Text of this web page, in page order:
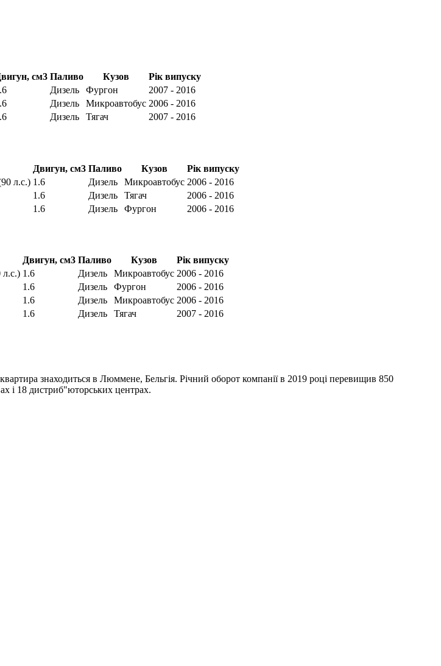
см3 Паливо Кузов
Рік випуску
Дизель Фургон
2007 - 2016
Дизель Микроавтобус 2006 - 2016
Дизель Тягач 2007 - 2016
Двигун, см3 Паливо Кузов
Рік випуску
л.с.) 1.6 Дизель Микроавтобус 2006 - 2016
1.6 Дизель Тягач
2006 - 2016
1.6 Дизель Фургон 2006 - 2016
Двигун, см3 Паливо Кузов
Рік випуску
л.с.) 1.6 Дизель Микроавтобус 2006 - 2016
1.6 Дизель Фургон
2006 - 2016
1.6 Дизель Микроавтобус 2006 - 2016
1.6 Дизель Тягач
2007 - 2016
знаходиться в Люммене, Бельгія. Річний оборот компанії в 2019 році перевищив 850
і 18 дистриб"юторських центрах.